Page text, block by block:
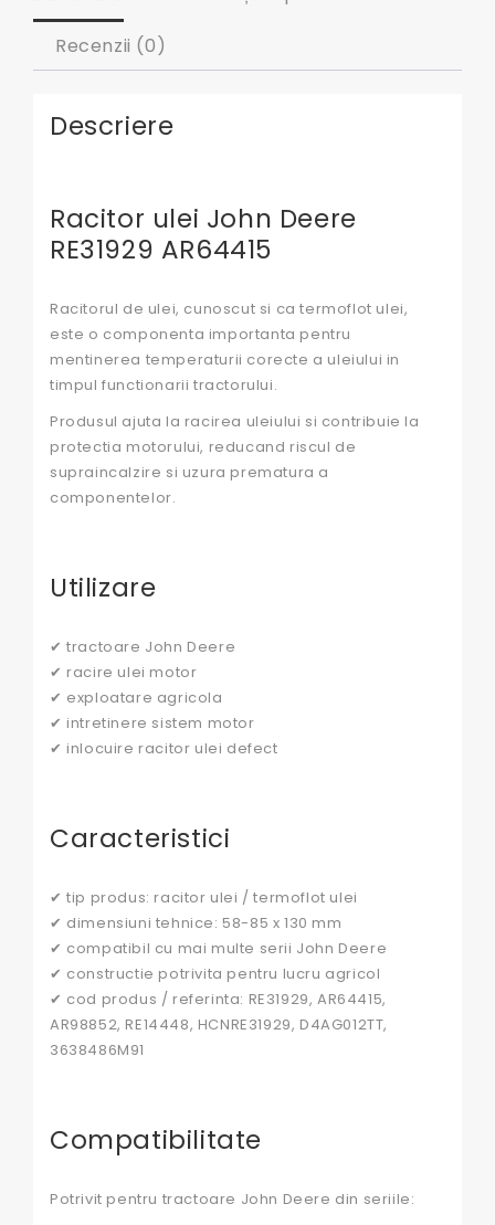
Recenzii (0)
Descriere
Racitor ulei John Deere
RE31929 AR64415
Racitorul de ulei, cunoscut si ca termoflot ulei,
este o componenta importanta pentru
mentinerea temperaturii corecte a uleiului in
timpul functionarii tractorului.
Produsul ajuta la racirea uleiului si contribuie la
protectia motorului, reducand riscul de
supraincalzire si uzura prematura a
componentelor.
Utilizare
✔ tractoare John Deere
✔ racire ulei motor
✔ exploatare agricola
✔ intretinere sistem motor
✔ inlocuire racitor ulei defect
Caracteristici
✔ tip produs: racitor ulei / termoflot ulei
✔ dimensiuni tehnice: 58-85 x 130 mm
✔ compatibil cu mai multe serii John Deere
✔ constructie potrivita pentru lucru agricol
✔ cod produs / referinta: RE31929, AR64415,
AR98852, RE14448, HCNRE31929, D4AG012TT,
3638486M91
Compatibilitate
Potrivit pentru tractoare John Deere din seriile: